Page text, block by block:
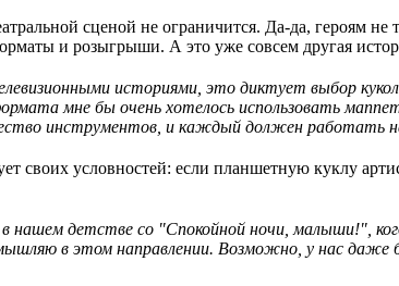
сценой не ограничится. Да-да, героям
и розыгрыши. А это уже совсем другая
историями, это диктует выбор
мне бы очень хотелось использовать
инструментов, и каждый должен работать
своих условностей: если планшетную куклу
нашем детстве со "Спокойной ночи, малыши!",
в этом направлении. Возможно, у нас даже